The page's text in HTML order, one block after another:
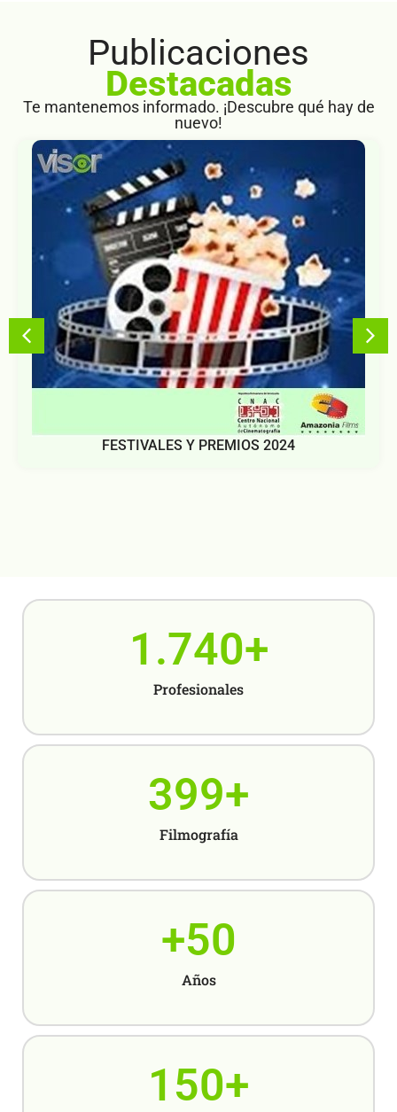
Publicaciones
Destacadas
Te mantenemos informado. ¡Descubre qué hay de
nuevo!
FESTIVALES Y PREMIOS 2024
Profesionales
1.740+
Filmografía
399+
Años
+50
150+